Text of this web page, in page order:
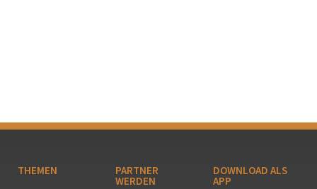
THEMEN PARTNER
WERDEN
DOWNLOAD ALS
APP